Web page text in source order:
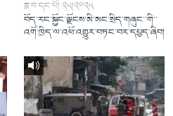
ཟླ་བ་དང་པོ། ༢༥།༢༠༢༥
བོད་རང་སྐྱོང་ལྗོངས་མི་མང་སྲིད་གཞུང་་གི་་
འགོ་ཁྲིད་ལ་འཕོ་འགྱུར་བཏང་བར་དཔྱད་ཞིབ།